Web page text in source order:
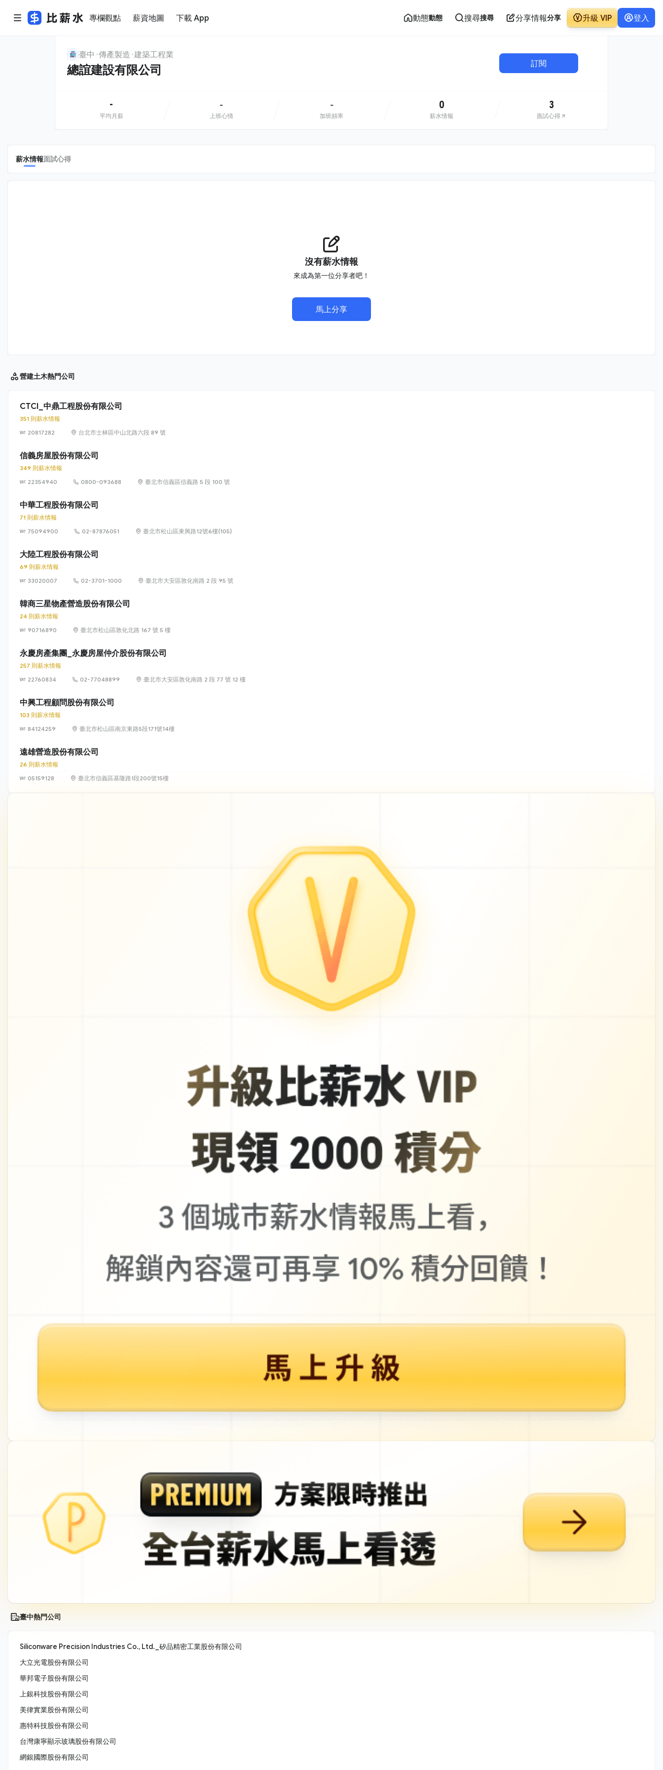
專欄觀點 薪資地圖 下載 App 動態動態 搜尋搜尋 分享情報分享 升級 VIP 登入
臺中 傳產製造 建築工程業
總誼建設有限公司 訂閱
-
平均月薪
-
上班心情
-
加班頻率
0
薪水情報
3
面試心得
薪水情報面試心得
沒有薪水情報
來成為第一位分享者吧！
馬上分享
營建土木熱門公司
CTCI_中鼎工程股份有限公司
351 則薪水情報
20817282
台北市士林區中山北路六段 89 號
信義房屋股份有限公司
349 則薪水情報
22354940
0800-093688 臺北市信義區信義路 5 段 100 號
中華工程股份有限公司
71 則薪水情報
75094900
02-87876051 臺北市松山區東興路12號6樓(105)
大陸工程股份有限公司
69 則薪水情報
33020007
02-3701-1000 臺北市大安區敦化南路 2 段 95 號
韓商三星物產營造股份有限公司
24 則薪水情報
90716890
臺北市松山區敦化北路 167 號 5 樓
永慶房產集團_永慶房屋仲介股份有限公司
257 則薪水情報
22760834
02-77048899 臺北市大安區敦化南路 2 段 77 號 12 樓
中興工程顧問股份有限公司
103 則薪水情報
84124259
臺北市松山區南京東路5段171號14樓
遠雄營造股份有限公司
26 則薪水情報
05159128
臺北市信義區基隆路1段200號15樓
臺中熱門公司
Siliconware Precision Industries Co., Ltd._矽品精密工業股份有限公司
大立光電股份有限公司
華邦電子股份有限公司
上銀科技股份有限公司
美律實業股份有限公司
惠特科技股份有限公司
台灣康寧顯示玻璃股份有限公司
網銀國際股份有限公司